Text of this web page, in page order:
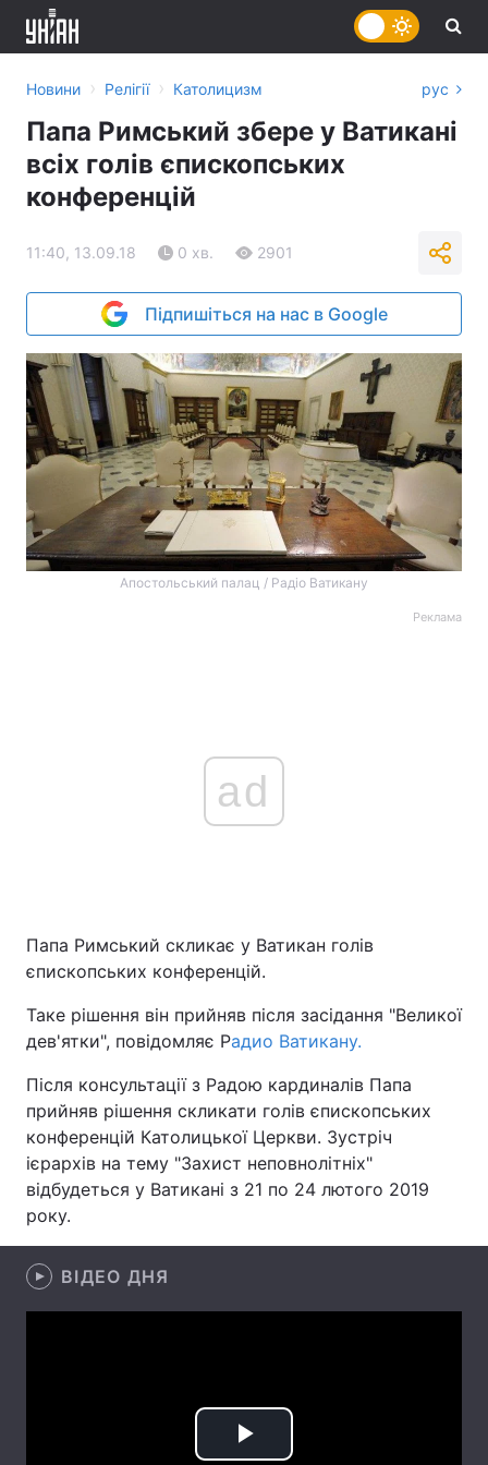
Україна Політика
Економіка Світ
Спорт
Техно і зв'язок
Зброя Інциденти
Погода
Регіони
Новини › Релігії › Католицизм рус
Папа Римський збере у Ватикані
всіх голів єпископських
конференцій
11:40, 13.09.18 0 хв. 2901
Підпишіться на нас в Google
Апостольський палац / Радіо Ватикану
Реклама
ad
Папа Римський скликає у Ватикан голів
єпископських конференцій.
Таке рішення він прийняв після засідання "Великої
дев'ятки", повідомляє Радио Ватикану.
Після консультації з Радою кардиналів Папа
прийняв рішення скликати голів єпископських
конференцій Католицької Церкви. Зустріч
ієрархів на тему "Захист неповнолітніх"
відбудеться у Ватикані з 21 по 24 лютого 2019
року.
ВІДЕО ДНЯ